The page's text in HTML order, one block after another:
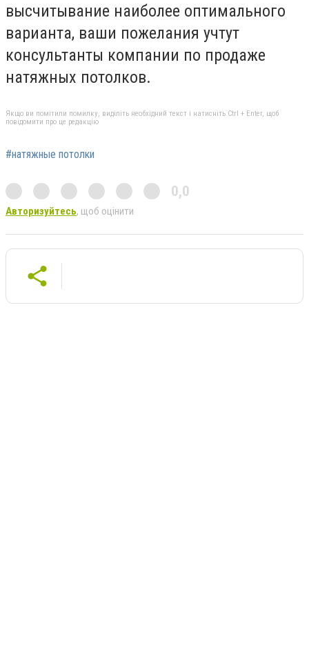
высчитывание наиболее оптимального
варианта, ваши пожелания учтут
консультанты компании по продаже
натяжных потолков.
Якщо ви помітили помилку, виділіть необхідний текст і натисніть Ctrl + Enter, щоб
повідомити про це редакцію
#натяжные потолки
0,0
Авторизуйтесь, щоб оцінити